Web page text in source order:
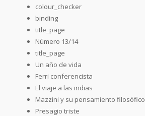
colour_checker
binding
title_page
Número 13/14
title_page
Un año de vida
Ferri conferencista
El viaje a las indias
Mazzini y su pensamiento filosófico
Presagio triste